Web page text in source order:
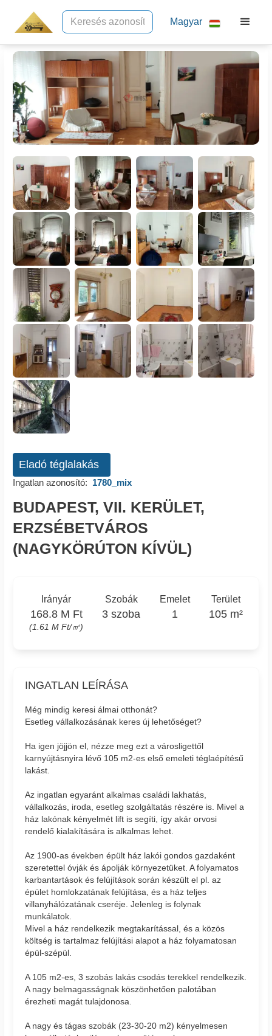
Magyar
Eladó téglalakás
Ingatlan azonosító: 1780_mix
BUDAPEST, VII. KERÜLET,
ERZSÉBETVÁROS
(NAGYKÖRÚTON KÍVÜL)
Irányár
168.8 M Ft
(1.61 M Ft/㎡)
Szobák
3 szoba
Emelet
1
Terület
105 m²
INGATLAN LEÍRÁSA
Még mindig keresi álmai otthonát?
Esetleg vállalkozásának keres új lehetőséget?
Ha igen jöjjön el, nézze meg ezt a városligettől
karnyújtásnyira lévő 105 m2-es első emeleti téglaépítésű
lakást.
Az ingatlan egyaránt alkalmas családi lakhatás,
vállalkozás, iroda, esetleg szolgáltatás részére is. Mivel a
ház lakónak kényelmét lift is segíti, így akár orvosi
rendelő kialakítására is alkalmas lehet.
Az 1900-as években épült ház lakói gondos gazdaként
szeretettel óvják és ápolják környezetüket. A folyamatos
karbantartások és felújítások során készült el pl. az
épület homlokzatának felújítása, és a ház teljes
villanyhálózatának cseréje. Jelenleg is folynak
munkálatok.
Mivel a ház rendelkezik megtakarítással, és a közös
költség is tartalmaz felújítási alapot a ház folyamatosan
épül-szépül.
A 105 m2-es, 3 szobás lakás csodás terekkel rendelkezik.
A nagy belmagasságnak köszönhetően palotában
érezheti magát tulajdonosa.
A nagy és tágas szobák (23-30-20 m2) kényelmesen